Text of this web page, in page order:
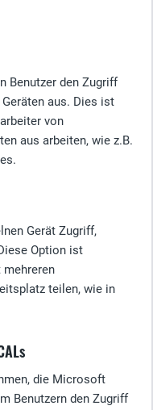
Benutzer den Zugriff
aus. Dies ist
von
aus arbeiten, wie z.B.
Gerät Zugriff,
Option ist
teilen, wie in
die Microsoft
Benutzern den Zugriff